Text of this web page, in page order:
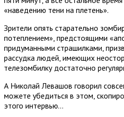
«наведению тени на плетень».
Зрители опять старательно
потеплением», предстоящими
придуманными страшилками,
рассудка людей, имеющих
телезомбилку достаточно
А Николай Левашов говорил
можете убедиться в этом,
этого интервью…